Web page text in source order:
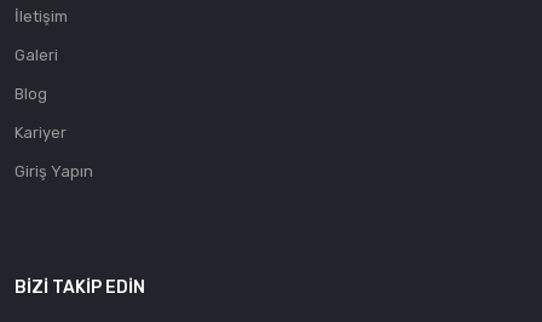
İletişim
Galeri
Blog
Kariyer
Giriş Yapın
BIZI TAKIP EDIN